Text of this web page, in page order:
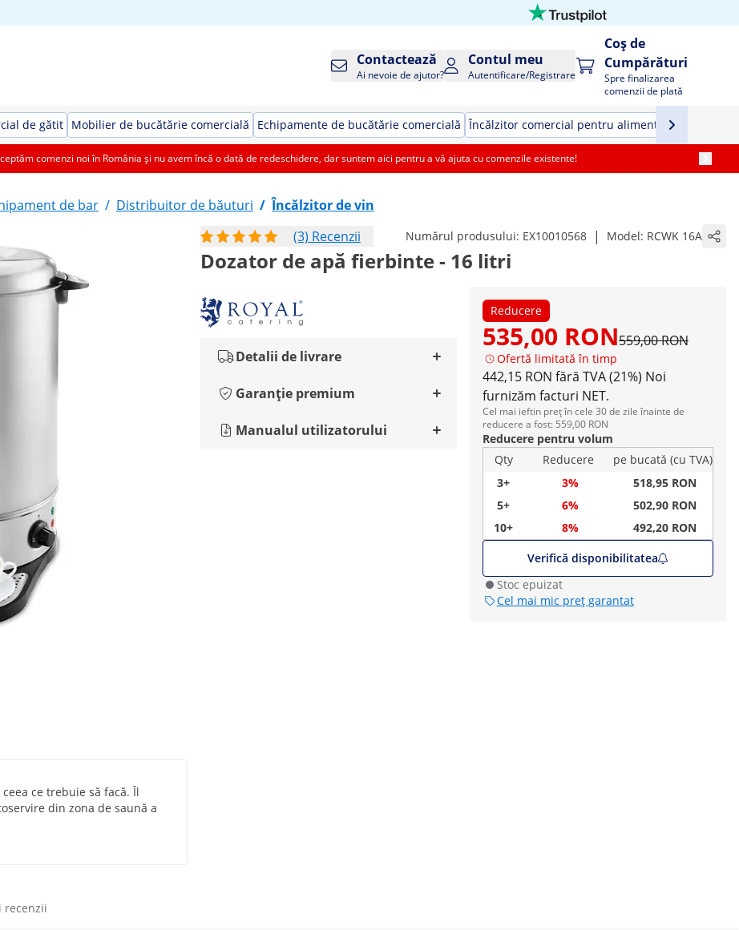
Contactează
Ai nevoie de ajutor?
Contul meu
Autentificare/Registrare
Coș de
Cumpărături
Spre finalizarea
comenzii de plată
de gătit Mobilier de bucătărie comercială Echipamente de bucătărie comercială Încălzitor comercial pentru alimente
comenzi noi în România și nu avem încă o dată de redeschidere, dar suntem aici pentru a vă ajuta cu comenzile existente!
de bar / Distribuitor de băuturi / Încălzitor de vin
(3) Recenzii
Numărul produsului: EX10010568 | Model: RCWK 16A
Dozator de apă fierbinte - 16 litri
Reducere
535,00 RON559,00 RON
Ofertă limitată în timp
442,15 RON fără TVA (21%) Noi
furnizăm facturi NET.
Cel mai ieftin preț în cele 30 de zile înainte de
reducere a fost: 559,00 RON
Reducere pentru volum
Qty
Reducere
pe bucată (cu TVA)
3+
3%
518,95 RON
5+
6%
502,90 RON
10+
8%
492,20 RON
Verifică disponibilitatea
Stoc epuizat
Cel mai mic preț garantat
Detalii de livrare
Garanție premium
Manualul utilizatorului
ce trebuie să facă. Îl
din zona de saună a
recenzii